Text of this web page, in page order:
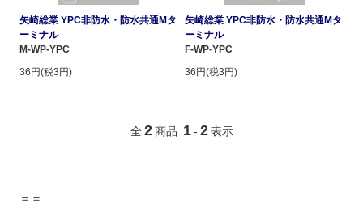
矢崎総業 YPC非防水・防水共通Mタ
ーミナル
M-WP-YPC
36円(税3円)
矢崎総業 YPC非防水・防水共通Mタ
ーミナル
F-WP-YPC
36円(税3円)
全 2 商品 1 - 2 表示
＝＝